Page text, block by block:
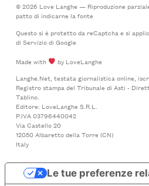
© 2026 Love Langhe — Riproduzione
patto di indicarne la fonte
Questo si è protetto da reCaptcha e si
di Serviziodi Google
Made with
by LoveLanghe
Langhe.Net, testata giornalistica online,
Registro stampa del Tribunale di Asti -
Tablino.
Editore: LoveLanghe S.R.L.
P.IVA 03796440042
Via Castello 20
12050 Albaretto della Torre (CN)
Italy
Le tue preferenze